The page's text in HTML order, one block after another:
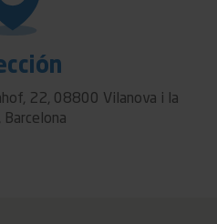
22, 08800 Vilanova i la
Barcelona